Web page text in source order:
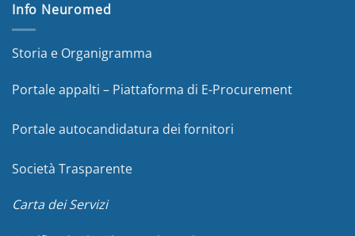
Info Neuromed
Storia e Organigramma
Portale appalti – Piattaforma di E-Procurement
Portale autocandidatura dei fornitori
Società Trasparente
Carta dei Servizi